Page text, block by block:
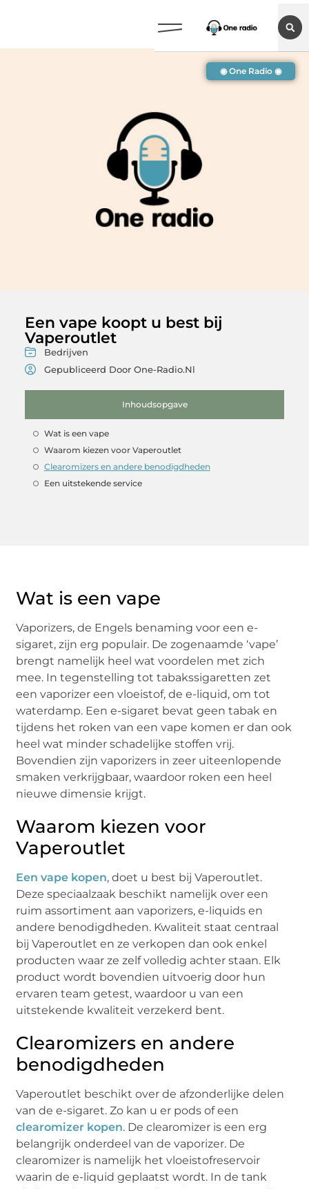
Een vape koopt u best bij
Vaperoutlet
Bedrijven
Gepubliceerd Door One-Radio.nl
Inhoudsopgave
Wat is een vape
Waarom kiezen voor Vaperoutlet
Clearomizers en andere benodigdheden
Een uitstekende service
◉ One Radio ◉
Wat is een vape
Vaporizers, de Engels benaming voor een e-
sigaret, zijn erg populair. De zogenaamde ‘vape’
brengt namelijk heel wat voordelen met zich
mee. In tegenstelling tot tabakssigaretten zet
een vaporizer een vloeistof, de e-liquid, om tot
waterdamp. Een e-sigaret bevat geen tabak en
tijdens het roken van een vape komen er dan ook
heel wat minder schadelijke stoffen vrij.
Bovendien zijn vaporizers in zeer uiteenlopende
smaken verkrijgbaar, waardoor roken een heel
nieuwe dimensie krijgt.
Waarom kiezen voor
Vaperoutlet
Een vape kopen, doet u best bij Vaperoutlet.
Deze speciaalzaak beschikt namelijk over een
ruim assortiment aan vaporizers, e-liquids en
andere benodigdheden. Kwaliteit staat centraal
bij Vaperoutlet en ze verkopen dan ook enkel
producten waar ze zelf volledig achter staan. Elk
product wordt bovendien uitvoerig door hun
ervaren team getest, waardoor u van een
uitstekende kwaliteit verzekerd bent.
Clearomizers en andere
benodigdheden
Vaperoutlet beschikt over de afzonderlijke delen
van de e-sigaret. Zo kan u er pods of een
clearomizer kopen. De clearomizer is een erg
belangrijk onderdeel van de vaporizer. De
clearomizer is namelijk het vloeistofreservoir
waarin de e-liquid geplaatst wordt. In de tank